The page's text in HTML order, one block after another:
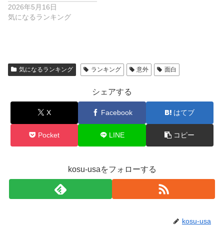
2026年5月16日
気になるランキング
気になるランキング ランキング 意外 面白
シェアする
X Facebook はてブ
Pocket LINE コピー
kosu-usaをフォローする
kosu-usa